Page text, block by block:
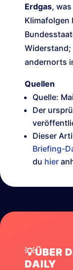
Erdgas,
Klimafolgen
Widerstand;
andernorts
Quellen
Quelle:
Der
Dieser
Briefing-
du hier
💡ÜBER
DAILY